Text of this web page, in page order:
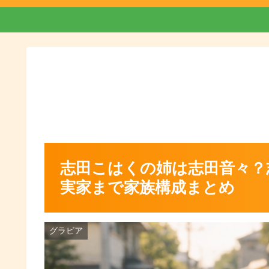
志田こはくの姉は志田音々
実家まで家族構成まとめ
グラビア